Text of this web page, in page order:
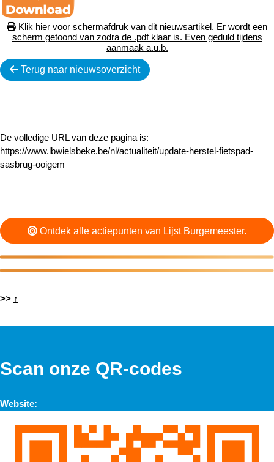
Klik hier voor schermafdruk van dit nieuwsartikel. Er wordt een
scherm getoond van zodra de .pdf klaar is. Even geduld tijdens
aanmaak a.u.b.
Terug naar nieuwsoverzicht
De volledige URL van deze pagina is:
https://www.lbwielsbeke.be/nl/actualiteit/update-herstel-fietspad-
sasbrug-ooigem
Ontdek alle actiepunten van Lijst Burgemeester.
>> ↑
Scan onze QR-codes
Website: